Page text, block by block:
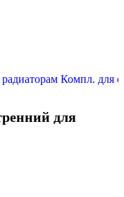
Компл. для
для